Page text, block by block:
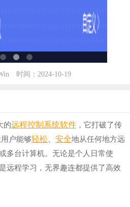
时间：2024-10-19
的远程控制系统软件 ，它打破了传
用户能够轻松 安全地从任何地方远
多台计算机。无论是个人日常使
远程学习，无界趣连都提供了高效